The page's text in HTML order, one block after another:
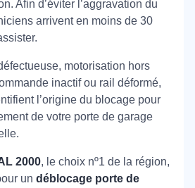
Afin d’éviter l’aggravation du
arrivent en moins de 30
motorisation hors
inactif ou rail déformé,
l’origine du blocage pour
de votre porte de garage
2000, le choix nº1 de la région,
un déblocage porte de